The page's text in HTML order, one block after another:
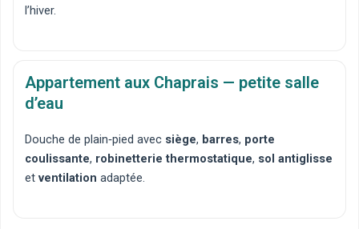
l’hiver.
Appartement aux Chaprais — petite salle
d’eau
Douche de plain‑pied avec siège, barres, porte
coulissante, robinetterie thermostatique, sol antiglisse
etventilation adaptée.